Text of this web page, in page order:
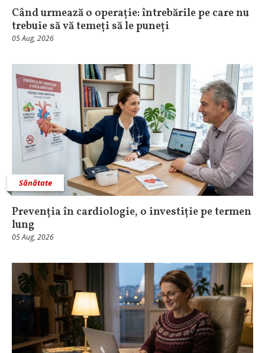
Când urmează o operație: întrebările pe care nu
trebuie să vă temeți să le puneți
05 Aug, 2026
Sănătate
Prevenția în cardiologie, o investiție pe termen
lung
05 Aug, 2026